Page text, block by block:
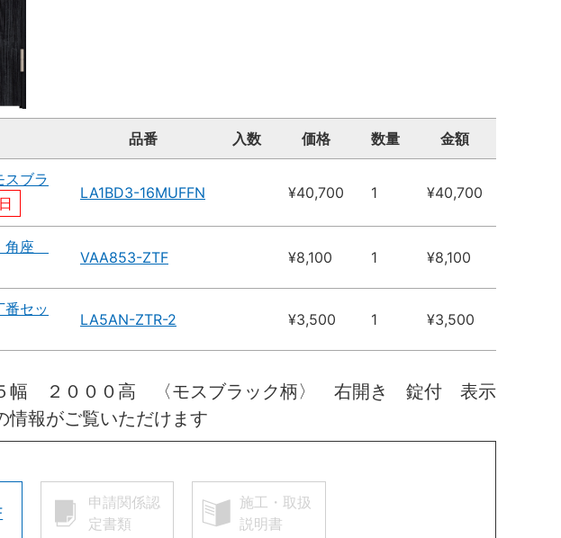
品番 入数 価格 数量 金額
ブラ
LA1BD3-16MUFFN ¥40,700 1 ¥40,700
角座
VAA853-ZTF ¥8,100 1 ¥8,100
セッ
LA5AN-ZTR-2 ¥3,500 1 ¥3,500
幅 ２０００高 〈モスブラック柄〉 右開き 錠付 表示
報がご覧いただけます
申請関係認
定書類
施工・取扱
説明書